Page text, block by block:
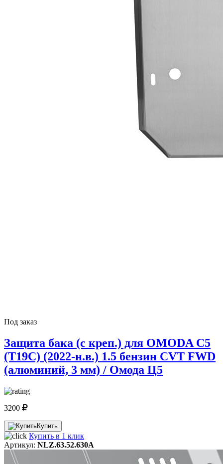
Под заказ
Защита бака (с креп.) для OMODA C5
(T19C) (2022-н.в.) 1.5 бензин CVT FWD
(алюминий, 3 мм) / Омода Ц5
3200
Купить
Купить в 1 клик
Артикул: NLZ.63.52.630A